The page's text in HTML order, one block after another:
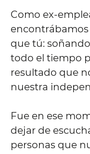
Como ex-
que tú:
todo el tiempo
resultado que
nuestra
Fue en ese
dejar de
personas que